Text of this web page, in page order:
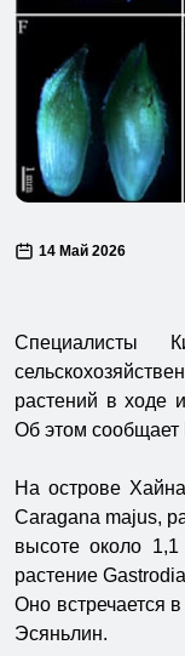
14 Май 2026
Специалисты
растений в ходе
Об этом сообщает
На острове
Caragana majus,
высоте около
растение
Оно встречается
Эсяньлин.